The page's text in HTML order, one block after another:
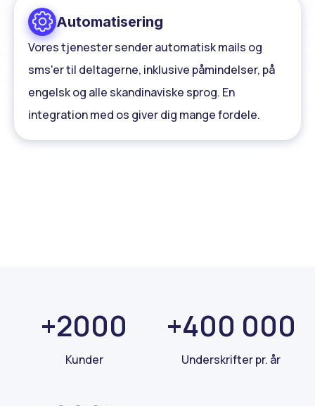
Automatisering
Vores tjenester sender automatisk mails og
sms'er til deltagerne, inklusive påmindelser, på
engelsk og alle skandinaviske sprog. En
integration med os giver dig mange fordele.
+2000
Kunder
+400 000
Underskrifter pr. år